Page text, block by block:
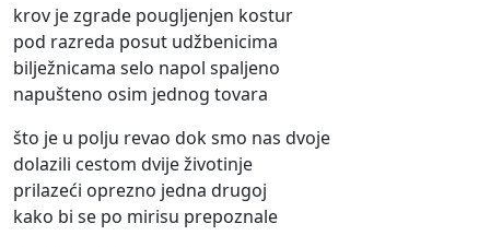
krov je zgrade pougljenjen kostur
pod razreda posut udžbenicima
bilježnicama selo napol spaljeno
napušteno osim jednog tovara
što je u polju revao dok smo nas dvoje
dolazili cestom dvije životinje
prilazeći oprezno jedna drugoj
kako bi se po mirisu prepoznale